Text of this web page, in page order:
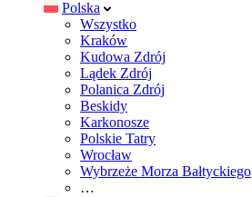
Polska
Wszystko
Kraków
Kudowa Zdrój
Lądek Zdrój
Polanica Zdrój
Beskidy
Karkonosze
Polskie Tatry
Wrocław
Wybrzeże Morza Bałtyckiego
…